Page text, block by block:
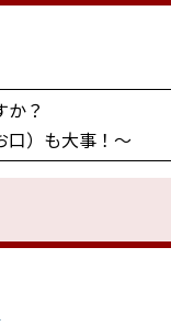
か？
口）も大事！～